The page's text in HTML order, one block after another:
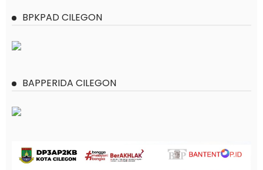
BPKPAD CILEGON
BAPPERIDA CILEGON